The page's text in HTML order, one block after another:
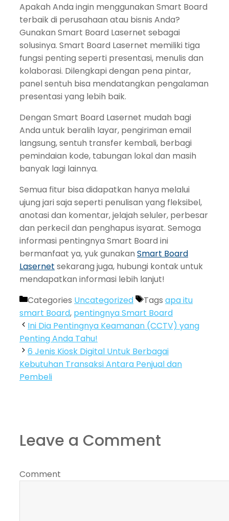
Apakah Anda ingin menggunakan Smart Board
terbaik di perusahaan atau bisnis Anda?
Gunakan Smart Board Lasernet sebagai
solusinya. Smart Board Lasernet memiliki tiga
fungsi penting seperti presentasi, menulis dan
kolaborasi. Dilengkapi dengan pena pintar,
panel sentuh bisa mendatangkan pengalaman
presentasi yang lebih baik.
Dengan Smart Board Lasernet mudah bagi
Anda untuk beralih layar, pengiriman email
langsung, sentuh transfer kembali, berbagi
pemindaian kode, tabungan lokal dan masih
banyak lagi lainnya.
Semua fitur bisa didapatkan hanya melalui
ujung jari saja seperti penulisan yang fleksibel,
anotasi dan komentar, jelajah seluler, perbesar
dan perkecil dan penghapus isyarat. Semoga
informasi pentingnya Smart Board ini
bermanfaat ya, yuk gunakan Smart Board
Lasernet sekarang juga, hubungi kontak untuk
mendapatkan informasi lebih lanjut!
Categories Uncategorized Tags apa itu
smart Board, pentingnya Smart Board
Ini Dia Pentingnya Keamanan (CCTV) yang
Penting Anda Tahu!
6 Jenis Kiosk Digital Untuk Berbagai
Kebutuhan Transaksi Antara Penjual dan
Pembeli
Leave a Comment
Comment